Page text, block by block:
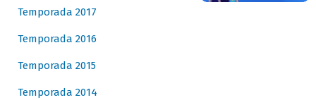
Temporada 2017
Temporada 2016
Temporada 2015
Temporada 2014